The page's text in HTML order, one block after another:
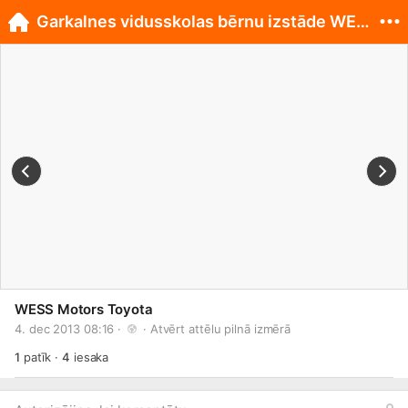
WESS Motors Toyota
4. dec 2013 08:16 · · Atvērt attēlu pilnā izmērā
1 patīk ·4 iesaka
Garkalnes vidusskolas bērnu izstāde WESS Motors!